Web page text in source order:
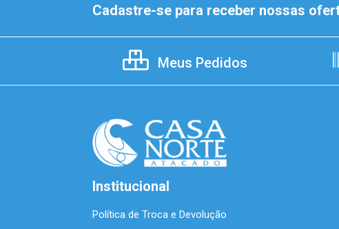
Cadastre-se para receber nossas
Meus Pedidos
Institucional
Política de Troca e Devolução